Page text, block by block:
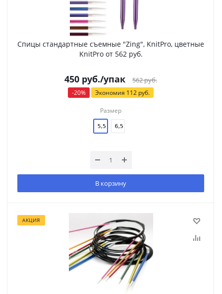
Спицы стандартные съемные "Zing", KnitPro, цветные
KnitPro от 562 руб.
450 руб./упак 562руб.
-20% Экономия 112 руб.
Размер
В корзину
АКЦИЯ